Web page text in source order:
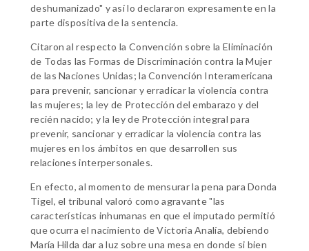
deshumanizado" y así lo declararon expresamente en la
parte dispositiva de la sentencia.
Citaron al respecto la Convención sobre la Eliminación
de Todas las Formas de Discriminación contra la Mujer
de las Naciones Unidas; la Convención Interamericana
para prevenir, sancionar y erradicar la violencia contra
las mujeres; la ley de Protección del embarazo y del
recién nacido; y la ley de Protección integral para
prevenir, sancionar y erradicar la violencia contra las
mujeres en los ámbitos en que desarrollen sus
relaciones interpersonales.
En efecto, al momento de mensurar la pena para Donda
Tigel, el tribunal valoró como agravante "las
características inhumanas en que el imputado permitió
que ocurra el nacimiento de Victoria Analía, debiendo
María Hilda dar a luz sobre una mesa en donde si bien